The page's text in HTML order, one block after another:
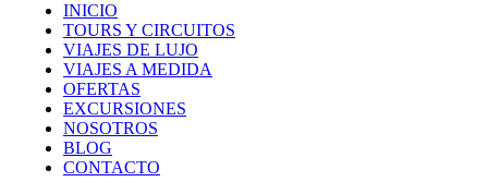
INICIO
TOURS Y CIRCUITOS
VIAJES DE LUJO
VIAJES A MEDIDA
OFERTAS
EXCURSIONES
NOSOTROS
BLOG
CONTACTO